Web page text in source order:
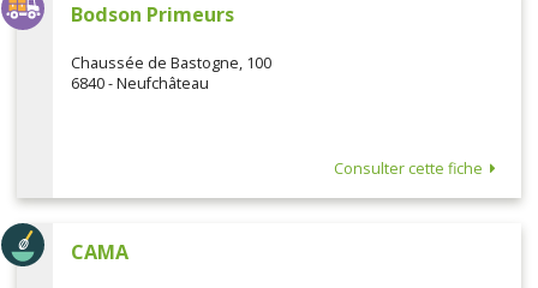
Bodson Primeurs
Chaussée de Bastogne, 100
6840 - Neufchâteau
Consulter cette fiche
CAMA